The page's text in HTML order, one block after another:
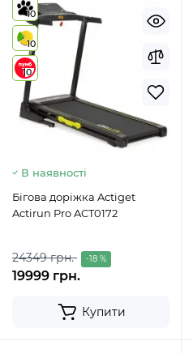
10
10
10
В наявності
Бігова доріжка Actiget
Actirun Pro ACT0172
24349 грн. -18 %
19999 грн.
Купити